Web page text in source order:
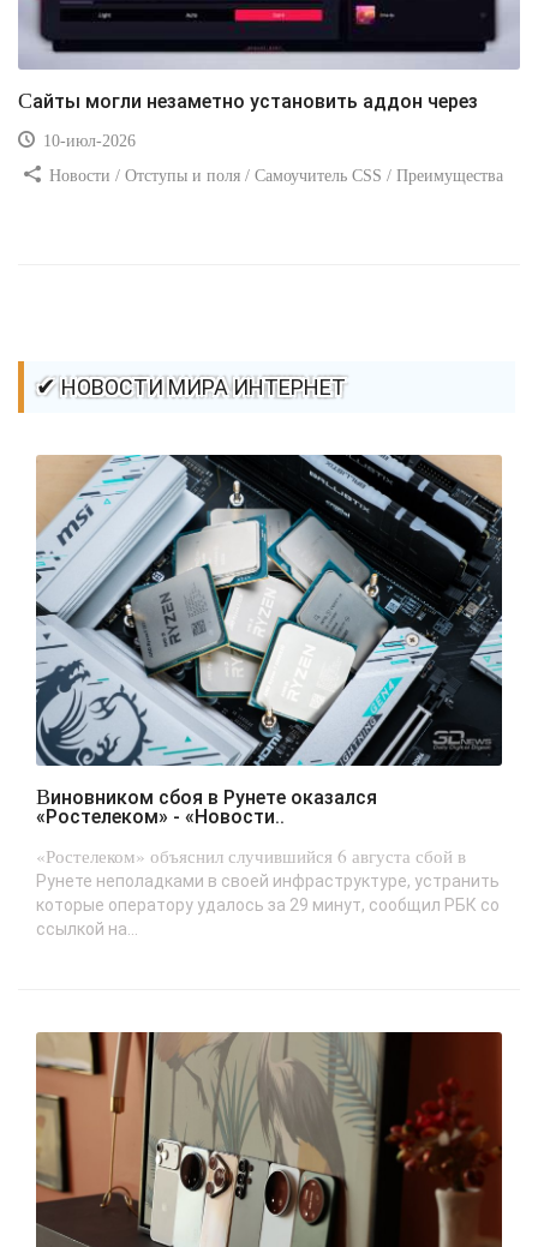
Сайты могли незаметно установить аддон через
10-июл-2026
Новости / Отступы и поля / Самоучитель CSS / Преимущества
✔ НОВОСТИ МИРА ИНТЕРНЕТ
Виновником сбоя в Рунете оказался
«Ростелеком» - «Новости..
«Ростелеком» объяснил случившийся 6 августа сбой в
Рунете неполадками в своей инфраструктуре, устранить
которые оператору удалось за 29 минут, сообщил РБК со
ссылкой на...